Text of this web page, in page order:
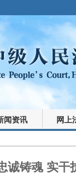
闻资讯 网上
诚铸魂 实干